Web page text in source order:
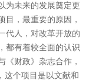
为未来的发展奠定更
目，最重要的原因，
代人，对改革开放的
都有着较全面的认识
《财政》杂志合作，
这个项目是以文献和